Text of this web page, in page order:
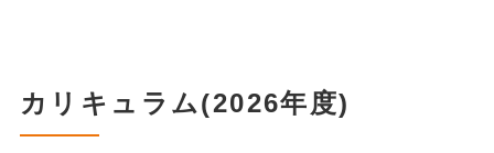
カリキュラム(2026年度)